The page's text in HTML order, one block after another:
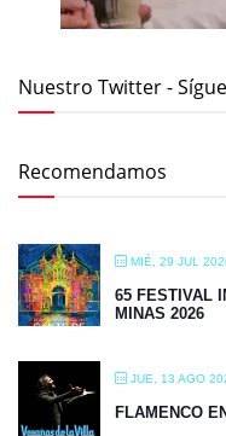
Nuestro Twitter -
Recomendamos
MIÉ, 29 JUL
65 FESTIVAL
MINAS 2026
JUE, 13 AGO
FLAMENCO